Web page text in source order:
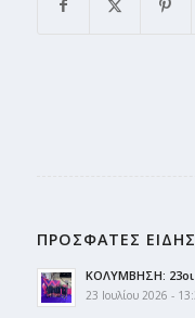
ΠΡΟΣΦΑΤΕΣ
ΚΟΛΥΜΒΗΣΗ: 23οι
23 Ιουλίου 2026 -